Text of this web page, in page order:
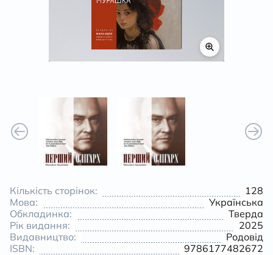
Кількість сторінок:
128
Мова:
Українська
Обкладинка:
Тверда
Рік видання:
2025
Видавництво:
Родовід
ISBN:
9786177482672